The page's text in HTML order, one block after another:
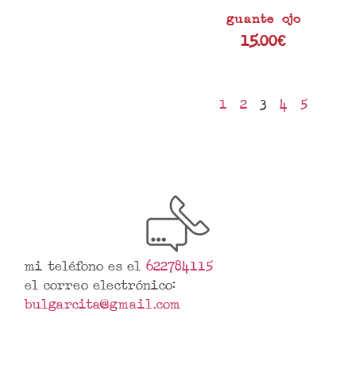
guante ojo
15.00€
1 2 3 4 5
mi teléfono es el 622784115
el correo electrónico:
bulgarcita@gmail.com